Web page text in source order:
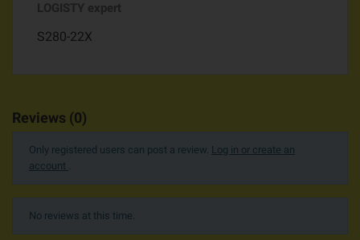
LOGISTY expert
S280-22X
Reviews (0)
Only registered users can post a review. Log in or create an
account .
No reviews at this time.